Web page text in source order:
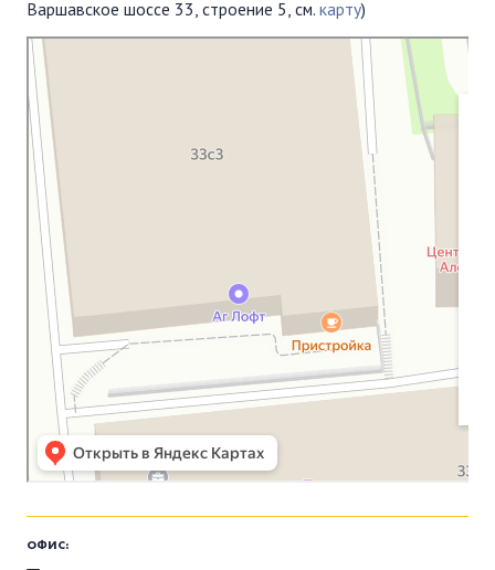
Варшавское шоссе 33, строение 5, см. карту)
Московская Библейская Церковь
Протестантская церковь в Москве
ОФИС: